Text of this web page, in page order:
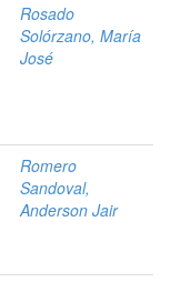
Rosado
Solórzano, María
José
Romero
Sandoval,
Anderson Jair